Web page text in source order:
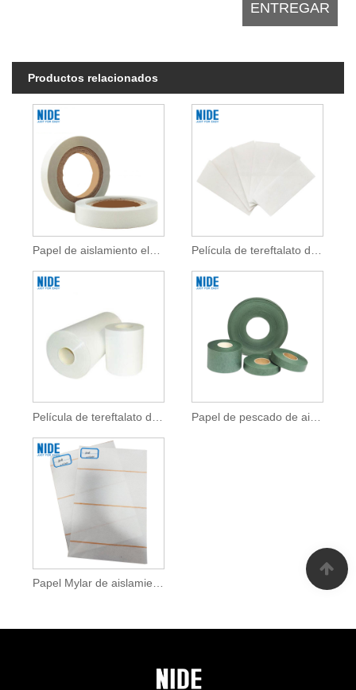
Productos relacionados
Papel de aislamiento eléctrico Mylar
Papel Mylar de aislamiento AMA de película Mylar de 0,24 mm